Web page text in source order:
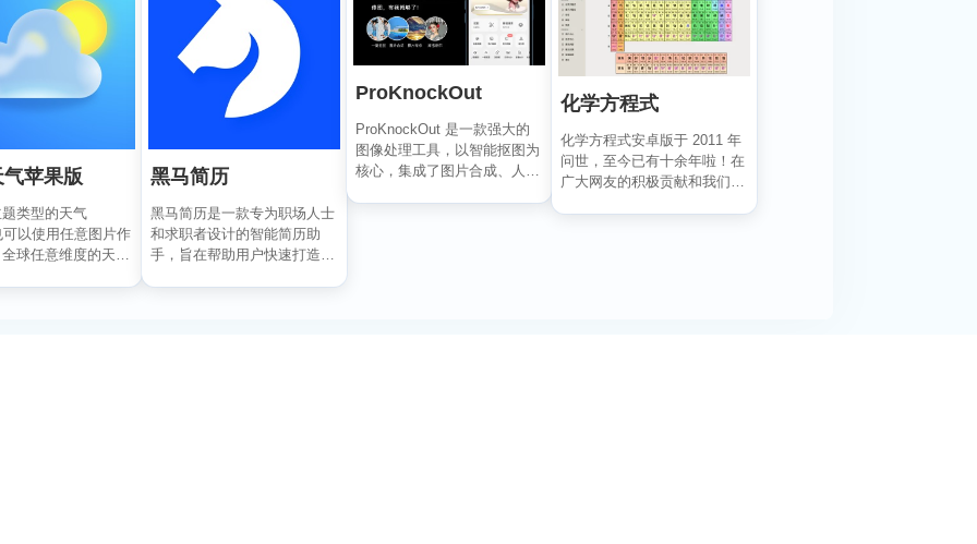
苹果版
类型的天气
以使用任意图片作
球任意维度的天气
黑马简历
黑马简历是一款专为职场人士
和求职者设计的智能简历助
手，旨在帮助用户快速打造专
ProKnockOut
ProKnockOut 是一款强大的
图像处理工具，以智能抠图为
核心，集成了图片合成、人像
化学方程式
化学方程式安卓版于 2011 年
问世，至今已有十余年啦！在
广大网友的积极贡献和我们的